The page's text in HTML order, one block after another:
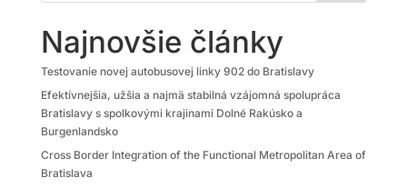
Najnovšie články
Testovanie novej autobusovej linky 902 do Bratislavy
Efektívnejšia, užšia a najmä stabilná vzájomná spolupráca
Bratislavy s spolkovými krajinami Dolné Rakúsko a
Burgenlandsko
Cross Border Integration of the Functional Metropolitan Area of
Bratislava